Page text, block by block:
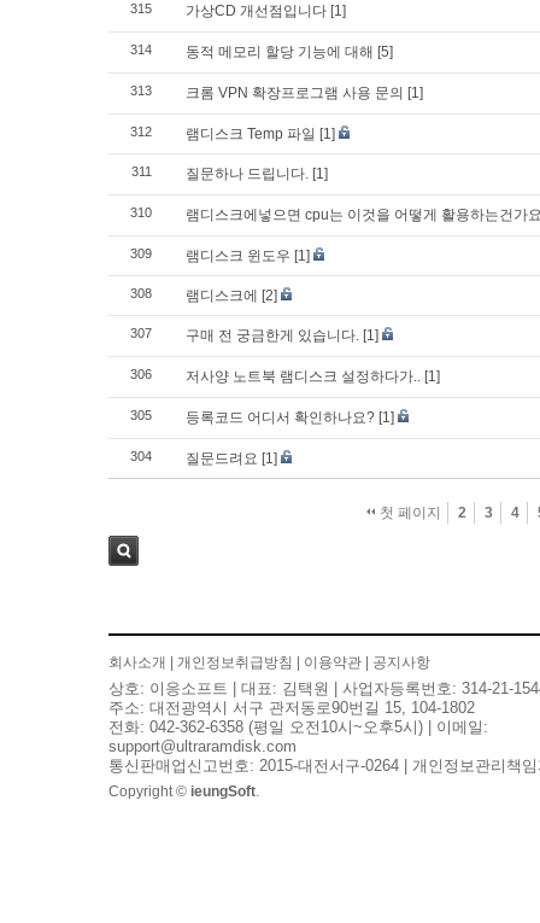
315 가상CD 개선점입니다 [1]
314 동적 메모리 할당 기능에 대해 [5]
313 크롬 VPN 확장프로그램 사용 문의 [1]
312 램디스크 Temp 파일 [1]
311 질문하나 드립니다. [1]
310 램디스크에넣으면 cpu는 이것을 어떻게 활용하는건가
309 램디스크 윈도우 [1]
308 램디스크에 [2]
307 구매 전 궁금한게 있습니다. [1]
306 저사양 노트북 램디스크 설정하다가.. [1]
305 등록코드 어디서 확인하나요? [1]
304 질문드려요 [1]
첫 페이지 2 3 4
회사소개 개인정보취급방침 이용약관 공지사항
상호: 이응소프트 | 대표: 김택원 | 사업자등록번호: 314-21-
주소: 대전광역시 서구 관저동로90번길 15, 104-1802
전화: 042-362-6358 (평일 오전10시~오후5시) | 이메일:
support@ultraramdisk.com
통신판매업신고번호: 2015-대전서구-0264 | 개인정보관리책
Copyright © ieungSoft.